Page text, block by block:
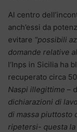
Al centro
anch’essi da
evitare “possibili
domande relative
l’Inps in Sicilia ha
recuperato circa
Naspi illegittime –
dichiarazioni di
di massa piuttosto
ripetersi- questa